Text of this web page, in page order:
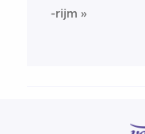
-rijm